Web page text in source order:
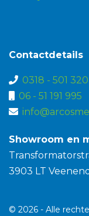
Contactdetails
0318 - 501 320
06 - 51 191 995
Showroom en
3903 LT
© 2026 - Alle